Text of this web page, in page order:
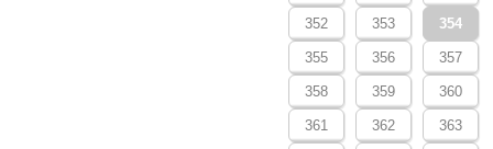
352 353 354
355 356 357
358 359 360
361 362 363